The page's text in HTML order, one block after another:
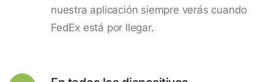
nuestra aplicación siempre verás cuando
FedEx está por llegar.